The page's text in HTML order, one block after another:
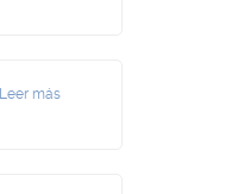
Leer más